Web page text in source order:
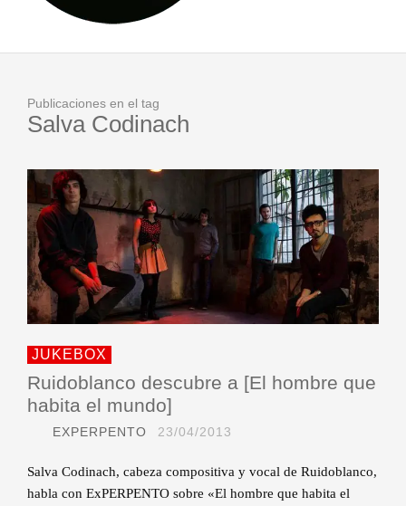
Publicaciones en el tag
Salva Codinach
JUKEBOX
Ruidoblanco descubre a [El hombre que
habita el mundo]
EXPERPENTO 23/04/2013
Salva Codinach, cabeza compositiva y vocal de Ruidoblanco,
habla con ExPERPENTO sobre «El hombre que habita el